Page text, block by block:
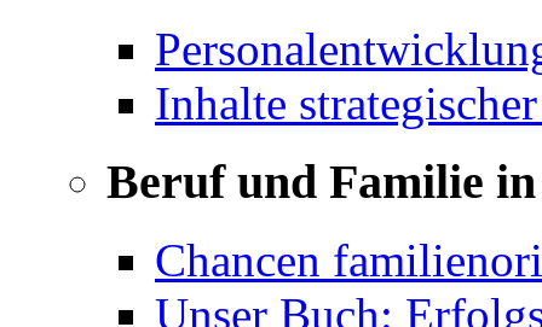
Inhalte
Beruf und Familie
Chancen
Unser Buch: